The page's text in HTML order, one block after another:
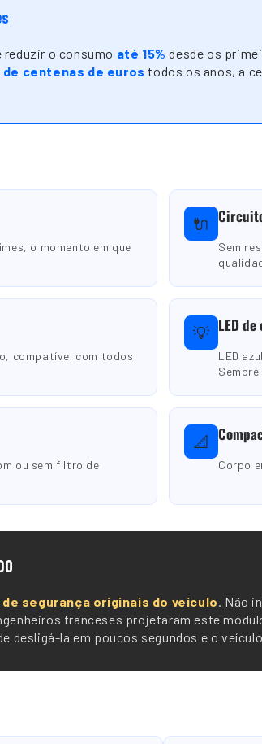
reduzir o consumo até 15% desde os
centenas de euros todos os anos, a
o momento em que
🔌
Sem
compatível com todos
💡 LED
LED
ou sem filtro de
📐
Corpo
segurança originais do veículo. Não
franceses projetaram este
desligá-la em poucos segundos e o